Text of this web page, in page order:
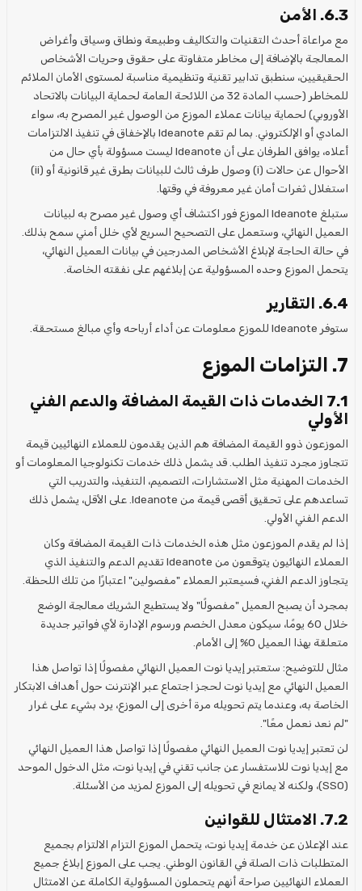
6.3. الأمن
مع مراعاة أحدث التقنيات والتكاليف وطبيعة ونطاق وسياق وأغراض
المعالجة بالإضافة إلى مخاطر متفاوتة على حقوق وحريات الأشخاص
الحقيقيين، سنطبق تدابير تقنية وتنظيمية مناسبة لمستوى الأمان الملائم
للمخاطر (حسب المادة 32 من اللائحة العامة لحماية البيانات بالاتحاد
الأوروبي) لحماية بيانات عملاء الموزع من الوصول غير المصرح به، سواء
المادي أو الإلكتروني. بما لم تقم Ideanote بالإخفاق في تنفيذ الالتزامات
أعلاه، يوافق الطرفان على أن Ideanote ليست مسؤولة بأي حال من
الأحوال عن حالات (i) وصول طرف ثالث للبيانات بطرق غير قانونية أو (ii)
استغلال ثغرات أمان غير معروفة في وقتها.
ستبلغ Ideanote الموزع فور اكتشاف أي وصول غير مصرح به لبيانات
العميل النهائي، وستعمل على التصحيح السريع لأي خلل أمني سمح بذلك.
في حالة الحاجة لإبلاغ الأشخاص المدرجين في بيانات العميل النهائي،
يتحمل الموزع وحده المسؤولية عن إبلاغهم على نفقته الخاصة.
6.4. التقارير
ستوفر Ideanote للموزع معلومات عن أداء أرباحه وأي مبالغ مستحقة.
7. التزامات الموزع
7.1 الخدمات ذات القيمة المضافة والدعم الفني
الأولي
الموزعون ذوو القيمة المضافة هم الذين يقدمون للعملاء النهائيين قيمة
تتجاوز مجرد تنفيذ الطلب. قد يشمل ذلك خدمات تكنولوجيا المعلومات أو
الخدمات المهنية مثل الاستشارات، التصميم، التنفيذ، والتدريب التي
تساعدهم على تحقيق أقصى قيمة من Ideanote. على الأقل، يشمل ذلك
الدعم الفني الأولي.
إذا لم يقدم الموزعون مثل هذه الخدمات ذات القيمة المضافة وكان
العملاء النهائيون يتوقعون من Ideanote تقديم الدعم والتنفيذ الذي
يتجاوز الدعم الفني، فسيعتبر العملاء "مفصولين" اعتبارًا من تلك اللحظة.
بمجرد أن يصبح العميل "مفصولًا" ولا يستطيع الشريك معالجة الوضع
خلال 60 يومًا، سيكون معدل الخصم ورسوم الإدارة لأي فواتير جديدة
متعلقة بهذا العميل 0% إلى الأمام.
مثال للتوضيح: ستعتبر إيديا نوت العميل النهائي مفصولًا إذا تواصل هذا
العميل النهائي مع إيديا نوت لحجز اجتماع عبر الإنترنت حول أهداف الابتكار
الخاصة به، وعندما يتم تحويله مرة أخرى إلى الموزع، يرد بشيء على غرار
"لم نعد نعمل معًا".
لن تعتبر إيديا نوت العميل النهائي مفصولًا إذا تواصل هذا العميل النهائي
مع إيديا نوت للاستفسار عن جانب تقني في إيديا نوت، مثل الدخول الموحد
(SSO)، ولكنه لا يمانع في تحويله إلى الموزع لمزيد من الأسئلة.
7.2. الامتثال للقوانين
عند الإعلان عن خدمة إيديا نوت، يتحمل الموزع التزام الالتزام بجميع
المتطلبات ذات الصلة في القانون الوطني. يجب على الموزع إبلاغ جميع
العملاء النهائيين صراحة أنهم يتحملون المسؤولية الكاملة عن الامتثال